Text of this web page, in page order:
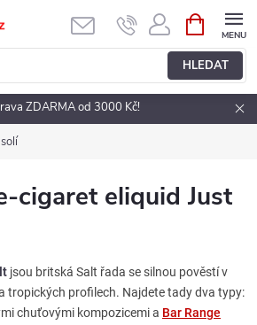
HLEDAT
NÁKUPNÍ
KOŠÍK
ZDARMA od 3000 Kč!
cigaret eliquid Just
jsou britská Salt řada se silnou pověstí v
tropických profilech. Najdete tady dva typy:
chuťovými kompozicemi a Bar Range